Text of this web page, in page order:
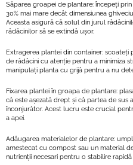
Săparea groapei de plantare: începeți
30% mai mare decât dimensiunea
Aceasta asigură că solul din jurul
rădăcinilor să se extindă ușor.
Extragerea plantei din container:
de rădăcini cu atenție pentru a minimiza
manipulați planta cu grijă pentru a nu
Fixarea plantei în groapa de plantare:
că este așezată drept și că partea de
înconjurător. Acest lucru este crucial
a apei.
Adăugarea materialelor de plantare:
amestecat cu compost sau un material
nutrienții necesari pentru o stabilire